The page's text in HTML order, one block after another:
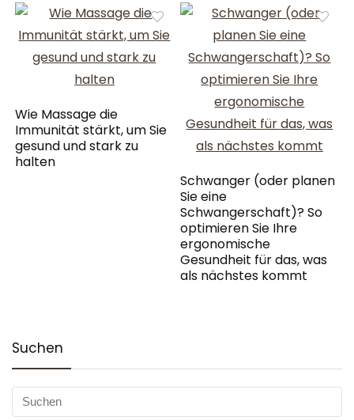
Wie Massage die
Immunität stärkt, um Sie
gesund und stark zu
halten
Schwanger (oder planen
Sie eine
Schwangerschaft)? So
optimieren Sie Ihre
ergonomische
Gesundheit für das, was
als nächstes kommt
Suchen